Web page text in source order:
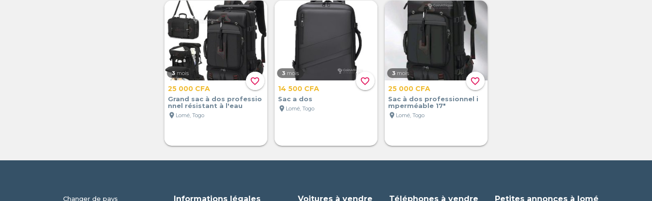
favorite_border
3 mois
25 000 CFA
Grand sac à dos professio
nnel résistant à l'eau
location_on Lomé, Togo
favorite_border
3 mois
14 500 CFA
Sac a dos
location_on Lomé, Togo
favorite_border
3 mois
25 000 CFA
Sac à dos professionnel i
mperméable 17"
location_on Lomé, Togo
Changer de pays Informations légales Voitures à vendre Téléphones à vendre Petites annonces à lomé